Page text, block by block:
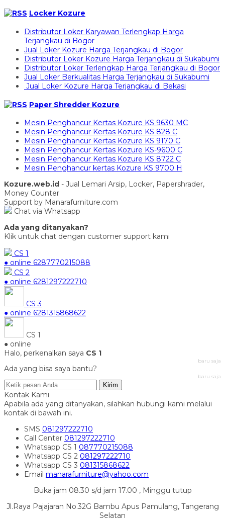
Locker Kozure
Distributor Loker Karyawan Terlengkap Harga
Terjangkau di Bogor
Jual Loker Kozure Harga Terjangkau di Bogor
Distributor Loker Kozure Harga Terjangkau di Sukabumi
Distributor Loker Terlengkap Harga Terjangkau di Bogor
Jual Loker Berkualitas Harga Terjangkau di Sukabumi
Jual Loker Kozure Harga Terjangkau di Bekasi
Paper Shredder Kozure
Mesin Penghancur Kertas Kozure KS 9630 MC
Mesin Penghancur Kertas Kozure KS 828 C
Mesin Penghancur Kertas Kozure KS 9170 C
Mesin Penghancur Kertas Kozure KS-9600 C
Mesin Penghancur Kertas Kozure KS 8722 C
Mesin Penghancur kertas Kozure KS 9700 H
Kozure.web.id - Jual Lemari Arsip, Locker, Papershrader,
Money Counter
Support by Manarafurniture.com
Chat via Whatsapp
Ada yang ditanyakan?
Klik untuk chat dengan customer support kami
CS 1
● online 6287770215088
CS 2
● online 6281297222710
CS 3
● online 6281315868622
CS 1
● online
Halo, perkenalkan saya CS 1
baru saja
Ada yang bisa saya bantu?
baru saja
Kirim
Kontak Kami
Apabila ada yang ditanyakan, silahkan hubungi kami melalui
kontak di bawah ini.
SMS 081297222710
Call Center 081297222710
Whatsapp CS 1 087770215088
Whatsapp CS 2 081297222710
Whatsapp CS 3 081315868622
Email manarafurniture@yahoo.com
Buka jam 08.30 s/d jam 17.00 , Minggu tutup
Jl.Raya Pajajaran No.32G Bambu Apus Pamulang, Tangerang
Selatan